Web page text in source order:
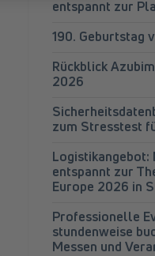
entspannt zur
190. Geburtstag
Rückblick
2026
zum Stresstest
Logistikangebot:
entspannt zur
Europe 2026 in
Professionelle
stundenweise
Messen und